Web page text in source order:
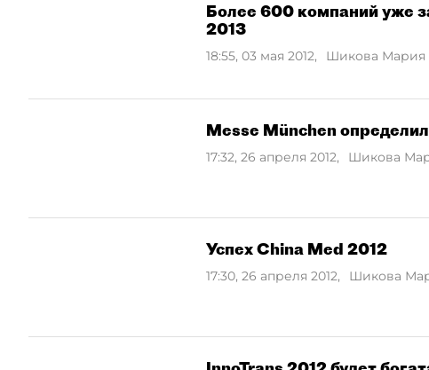
Более 600 компаний уже
2013
18:55, 03 мая 2012, Шикова Мария
Messe München
17:32, 26 апреля 2012, Шикова
Успех China Med 2012
17:30, 26 апреля 2012, Шикова